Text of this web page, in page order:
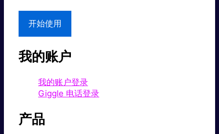
开始使用
我的账户
我的账户登录
Giggle 电话登录
产品